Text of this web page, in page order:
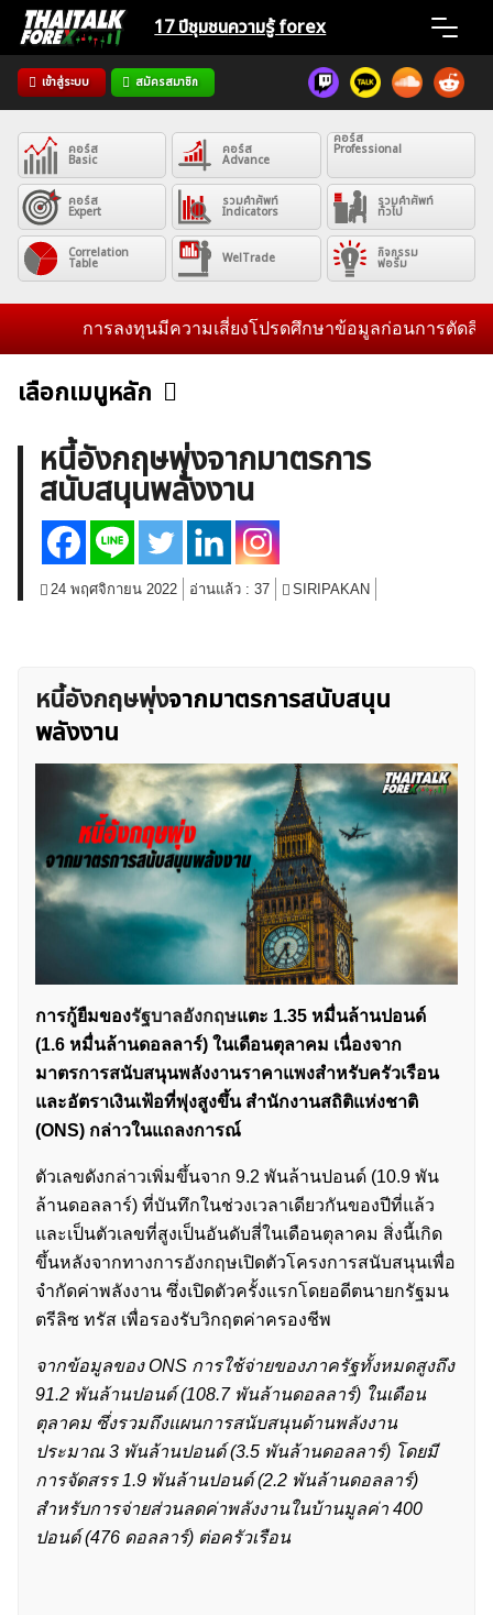
Skip
content
17 ปีชุมชนความรู้ forex
เข้าสู่ระบบ สมัครสมาชิก
Home
News
Articles
VPS Register
ค้นหา
สำหรับ:
คอร์ส
Basic
คอร์ส
Advance
คอร์ส
Professional
คอร์ส
Expert
รวมคำศัพท์
Indicators
รวมคำศัพท์
ทั่วไป
Correlation
Table WelTrade กิจกรรม
ฟอรั่ม
การลงทุนมีความเสี่ยงโปรดศึกษาข้อมูลก่อนการตัดสินใจ
เลือกเมนูหลัก
ข่าวฟอเร็กซ์และสกุลเงิน คริปโตเคอร์เรนซี
ฟรีซิกแนล รายวัน
บทวิเคราะห์
เศรษฐกิจทั่วไป ดัชนี-หุ้น
สินค้าโภคภัณฑ์
โบรกเกอร์ FX
โปรโมชั่น Forex
กองทุน Forex
ฟรี EA
หนี้อังกฤษพุ่งจากมาตรการ
สนับสนุนพลังงาน
24 พฤศจิกายน 2022 อ่านแล้ว : 37 SIRIPAKAN
หนี้อังกฤษพุ่งจากมาตรการสนับสนุน
พลังงาน
การกู้ยืมของรัฐบาลอังกฤษแตะ 1.35 หมื่นล้านปอนด์
(1.6 หมื่นล้านดอลลาร์) ในเดือนตุลาคม เนื่องจาก
มาตรการสนับสนุนพลังงานราคาแพงสำหรับครัวเรือน
และอัตราเงินเฟ้อที่พุ่งสูงขึ้น สำนักงานสถิติแห่งชาติ
(ONS) กล่าวในแถลงการณ์
ตัวเลขดังกล่าวเพิ่มขึ้นจาก 9.2 พันล้านปอนด์ (10.9 พัน
ล้านดอลลาร์) ที่บันทึกในช่วงเวลาเดียวกันของปีที่แล้ว
และเป็นตัวเลขที่สูงเป็นอันดับสี่ในเดือนตุลาคม สิ่งนี้เกิด
ขึ้นหลังจากทางการอังกฤษเปิดตัวโครงการสนับสนุนเพื่อ
จำกัดค่าพลังงาน ซึ่งเปิดตัวครั้งแรกโดยอดีตนายกรัฐมน
ตรีลิซ ทรัส เพื่อรองรับวิกฤตค่าครองชีพ
จากข้อมูลของ ONS การใช้จ่ายของภาครัฐทั้งหมดสูงถึง
91.2 พันล้านปอนด์ (108.7 พันล้านดอลลาร์) ในเดือน
ตุลาคม ซึ่งรวมถึงแผนการสนับสนุนด้านพลังงาน
ประมาณ 3 พันล้านปอนด์ (3.5 พันล้านดอลลาร์) โดยมี
การจัดสรร 1.9 พันล้านปอนด์ (2.2 พันล้านดอลลาร์)
สำหรับการจ่ายส่วนลดค่าพลังงานในบ้านมูลค่า 400
ปอนด์ (476 ดอลลาร์) ต่อครัวเรือน